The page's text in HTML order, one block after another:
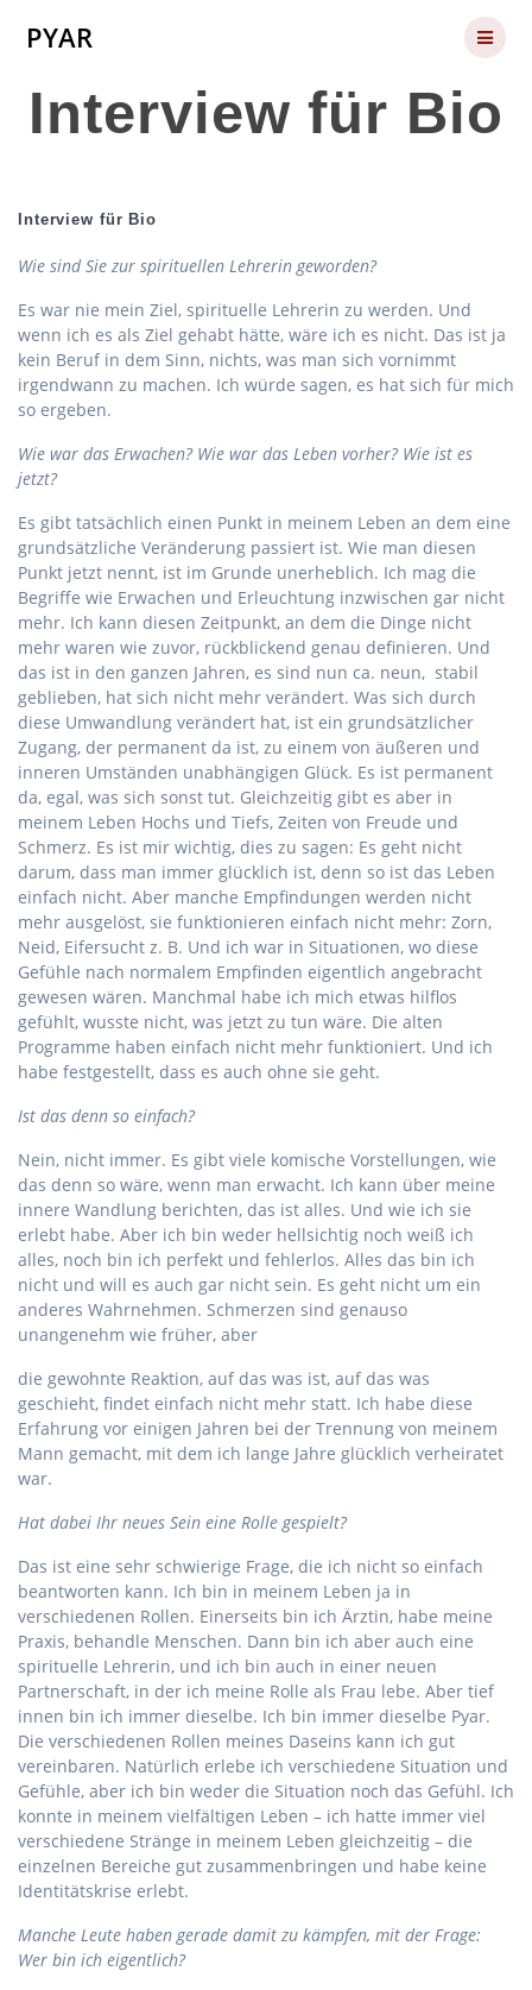
PYAR
Interview für Bio
Interview für Bio
Wie sind Sie zur spirituellen Lehrerin geworden?
Es war nie mein Ziel, spirituelle Lehrerin zu werden. Und
wenn ich es als Ziel gehabt hätte, wäre ich es nicht. Das ist ja
kein Beruf in dem Sinn, nichts, was man sich vornimmt
irgendwann zu machen. Ich würde sagen, es hat sich für mich
so ergeben.
Wie war das Erwachen? Wie war das Leben vorher? Wie ist es
jetzt?
Es gibt tatsächlich einen Punkt in meinem Leben an dem eine
grundsätzliche Veränderung passiert ist. Wie man diesen
Punkt jetzt nennt, ist im Grunde unerheblich. Ich mag die
Begriffe wie Erwachen und Erleuchtung inzwischen gar nicht
mehr. Ich kann diesen Zeitpunkt, an dem die Dinge nicht
mehr waren wie zuvor, rückblickend genau definieren. Und
das ist in den ganzen Jahren, es sind nun ca. neun, stabil
geblieben, hat sich nicht mehr verändert. Was sich durch
diese Umwandlung verändert hat, ist ein grundsätzlicher
Zugang, der permanent da ist, zu einem von äußeren und
inneren Umständen unabhängigen Glück. Es ist permanent
da, egal, was sich sonst tut. Gleichzeitig gibt es aber in
meinem Leben Hochs und Tiefs, Zeiten von Freude und
Schmerz. Es ist mir wichtig, dies zu sagen: Es geht nicht
darum, dass man immer glücklich ist, denn so ist das Leben
einfach nicht. Aber manche Empfindungen werden nicht
mehr ausgelöst, sie funktionieren einfach nicht mehr: Zorn,
Neid, Eifersucht z. B. Und ich war in Situationen, wo diese
Gefühle nach normalem Empfinden eigentlich angebracht
gewesen wären. Manchmal habe ich mich etwas hilflos
gefühlt, wusste nicht, was jetzt zu tun wäre. Die alten
Programme haben einfach nicht mehr funktioniert. Und ich
habe festgestellt, dass es auch ohne sie geht.
Ist das denn so einfach?
Nein, nicht immer. Es gibt viele komische Vorstellungen, wie
das denn so wäre, wenn man erwacht. Ich kann über meine
innere Wandlung berichten, das ist alles. Und wie ich sie
erlebt habe. Aber ich bin weder hellsichtig noch weiß ich
alles, noch bin ich perfekt und fehlerlos. Alles das bin ich
nicht und will es auch gar nicht sein. Es geht nicht um ein
anderes Wahrnehmen. Schmerzen sind genauso
unangenehm wie früher, aber
die gewohnte Reaktion, auf das was ist, auf das was
geschieht, findet einfach nicht mehr statt. Ich habe diese
Erfahrung vor einigen Jahren bei der Trennung von meinem
Mann gemacht, mit dem ich lange Jahre glücklich verheiratet
war.
Hat dabei Ihr neues Sein eine Rolle gespielt?
Das ist eine sehr schwierige Frage, die ich nicht so einfach
beantworten kann. Ich bin in meinem Leben ja in
verschiedenen Rollen. Einerseits bin ich Ärztin, habe meine
Praxis, behandle Menschen. Dann bin ich aber auch eine
spirituelle Lehrerin, und ich bin auch in einer neuen
Partnerschaft, in der ich meine Rolle als Frau lebe. Aber tief
innen bin ich immer dieselbe. Ich bin immer dieselbe Pyar.
Die verschiedenen Rollen meines Daseins kann ich gut
vereinbaren. Natürlich erlebe ich verschiedene Situation und
Gefühle, aber ich bin weder die Situation noch das Gefühl. Ich
konnte in meinem vielfältigen Leben – ich hatte immer viel
verschiedene Stränge in meinem Leben gleichzeitig – die
einzelnen Bereiche gut zusammenbringen und habe keine
Identitätskrise erlebt.
Manche Leute haben gerade damit zu kämpfen, mit der Frage:
Wer bin ich eigentlich?